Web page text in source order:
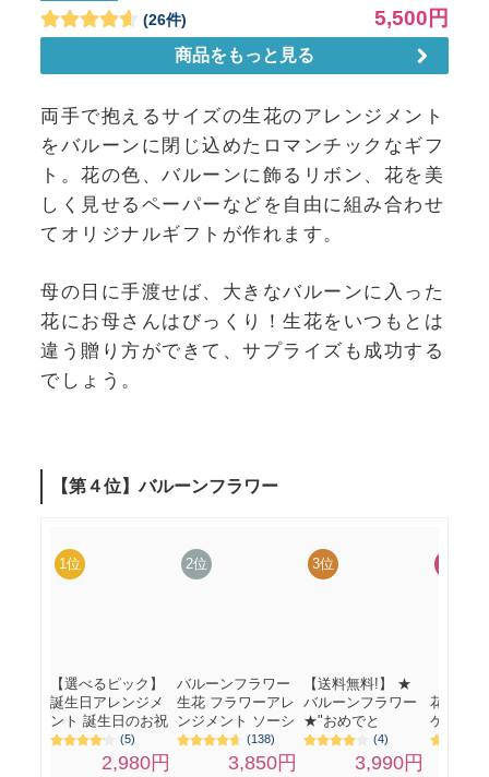
両手で抱えるサイズの生花のアレンジメント
をバルーンに閉じ込めたロマンチックなギフ
ト。花の色、バルーンに飾るリボン、花を美
しく見せるペーパーなどを自由に組み合わせ
てオリジナルギフトが作れます。
母の日に手渡せば、大きなバルーンに入った
花にお母さんはびっくり！生花をいつもとは
違う贈り方ができて、サプライズも成功する
でしょう。